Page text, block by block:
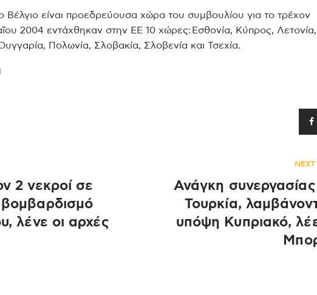
Βέλγιο είναι προεδρεύουσα χώρα του συμβουλίου για το τρέχον
2004 εντάχθηκαν στην ΕΕ 10 χώρες: Εσθονία, Κύπρος, Λετονία,
Πολωνία, Σλοβακία, Σλοβενία και Τσεχία.
2 νεκροί σε
βομβαρδισμό
λένε οι αρχές
NEXT
Ανάγκη
Τουρκία,
υπόψη Κυπριακό,